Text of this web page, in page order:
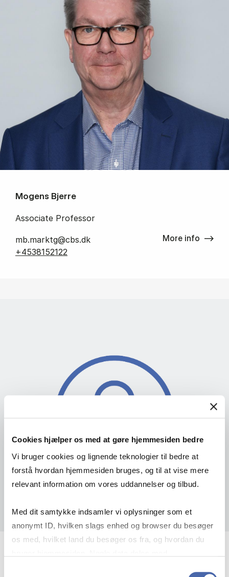
Cookies hjælper os med at gøre hjemmesiden bedre
Vi bruger cookies og lignende teknologier til bedre at
forstå hvordan hjemmesiden bruges, og til at vise mere
relevant information om vores uddannelser og tilbud.
Med dit samtykke indsamler vi oplysninger som et
anonymt ID, hvilken slags enhed og browser du besøger
os med, hvilket land du besøger os fra, og hvordan du
Mogens Bjerre
Associate Professor
mb.marktg@cbs.dk
+4538152122
More info